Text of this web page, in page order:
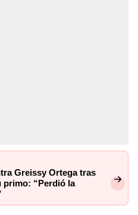
Greissy Ortega tras
primo: “Perdió la